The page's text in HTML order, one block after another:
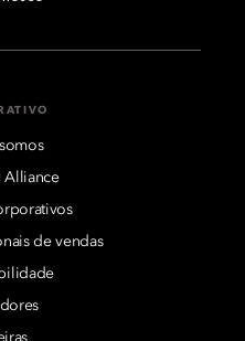
Alliance
de vendas